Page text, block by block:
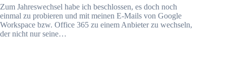
Zum Jahreswechsel habe ich beschlossen, es doch noch
einmal zu probieren und mit meinen E-Mails von Google
Workspace bzw. Office 365 zu einem Anbieter zu wechseln,
der nicht nur seine…